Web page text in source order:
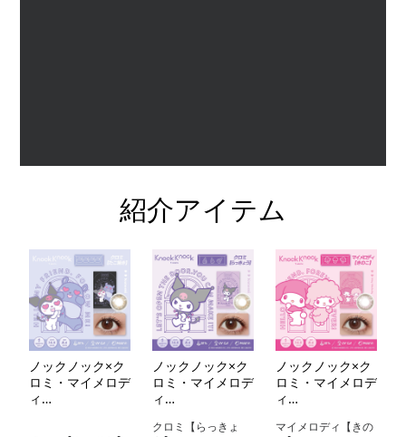
紹介アイテム
ノックノック×ク
ロミ・マイメロデ
ィ
ノックノック×ク
ロミ・マイメロデ
ィ
MY MERODY）
クロミ【らっきょ
ノックノック×ク
ロミ・マイメロデ
ィ
MY MERODY）
マイメロディ【きの